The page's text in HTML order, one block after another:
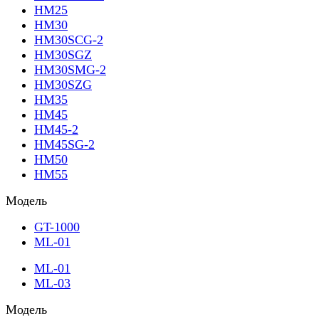
HM25
HM30
HM30SCG-2
HM30SGZ
HM30SMG-2
HM30SZG
HM35
HM45
HM45-2
HM45SG-2
HM50
HM55
Модель
GT-1000
ML-01
ML-01
ML-03
Модель